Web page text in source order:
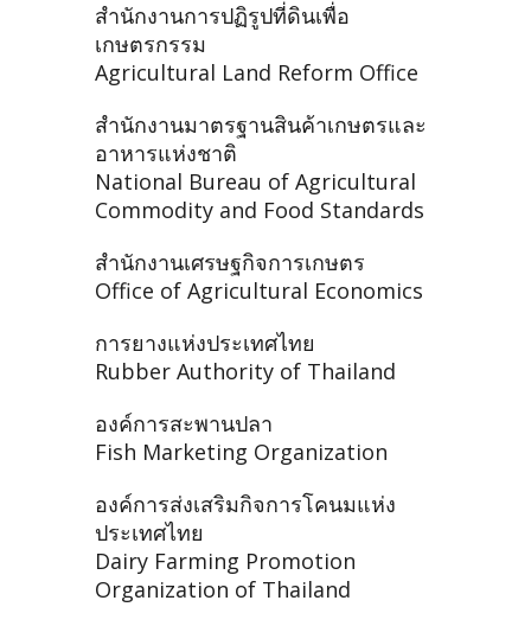
สำนักงานการปฏิรูปที่ดินเพื่อ
เกษตรกรรม
Agricultural Land Reform Office
สำนักงานมาตรฐานสินค้าเกษตรและ
อาหารแห่งชาติ
National Bureau of Agricultural
Commodity and Food Standards
สำนักงานเศรษฐกิจการเกษตร
Office of Agricultural Economics
การยางแห่งประเทศไทย
Rubber Authority of Thailand
องค์การสะพานปลา
Fish Marketing Organization
องค์การส่งเสริมกิจการโคนมแห่ง
ประเทศไทย
Dairy Farming Promotion
Organization of Thailand